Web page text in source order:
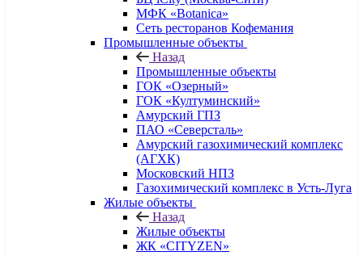
МФК «Botanica»
Сеть ресторанов Кофемания
Промышленные объекты
Назад
Промышленные объекты
ГОК «Озерный»
ГОК «Култуминский»
Амурский ГПЗ
ПАО «Северсталь»
Амурский газохимический комплекс
(АГХК)
Московский НПЗ
Газохимический комплекс в Усть-Луга
Жилые объекты
Назад
Жилые объекты
ЖК «CITYZEN»